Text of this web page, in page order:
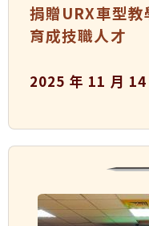
捐贈URX車型
育成技職人才
2025 年 11 月 14